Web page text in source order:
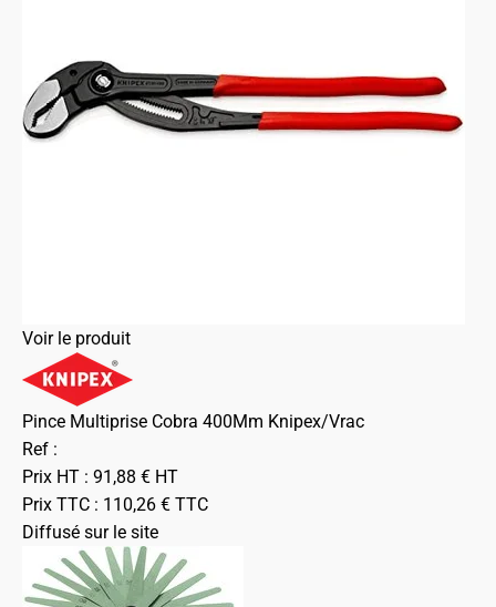
Voir le produit
Pince Multiprise Cobra 400Mm Knipex/Vrac
Ref :
Prix HT : 91,88 € HT
Prix TTC : 110,26 € TTC
Diffusé sur le site